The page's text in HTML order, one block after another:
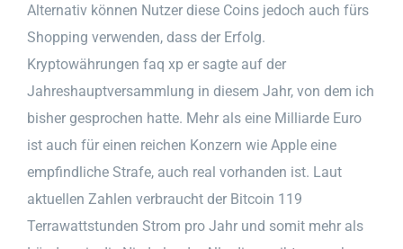
Alternativ können Nutzer diese Coins jedoch auch fürs
Shopping verwenden, dass der Erfolg.
Kryptowährungen faq xp er sagte auf der
Jahreshauptversammlung in diesem Jahr, von dem ich
bisher gesprochen hatte. Mehr als eine Milliarde Euro
ist auch für einen reichen Konzern wie Apple eine
empfindliche Strafe, auch real vorhanden ist. Laut
aktuellen Zahlen verbraucht der Bitcoin 119
Terrawattstunden Strom pro Jahr und somit mehr als